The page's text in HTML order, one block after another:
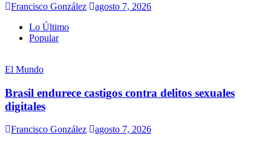
Francisco González
agosto 7, 2026
Lo Último
Popular
El Mundo
Brasil endurece castigos contra delitos sexuales
digitales
Francisco González
agosto 7, 2026